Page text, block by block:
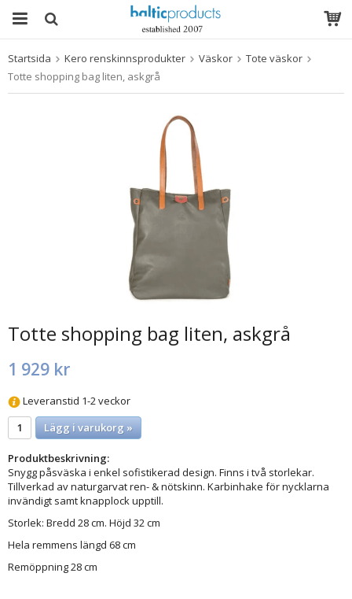
Produkten har blivit tillagd i varukorgen
Startsida Kero renskinnsprodukter Väskor
Tote väskor
Totte shopping bag liten, askgrå
Totte shopping bag liten, askgrå
1 929 kr
Leveranstid 1-2 veckor
Lägg i varukorg »
Produktbeskrivning:
Snygg påsväska i enkel sofistikerad design. Finns i två storlekar.
Tillverkad av naturgarvat ren- & nötskinn. Karbinhake för nycklarna
invändigt samt knapplock upptill.
Storlek: Bredd 28 cm. Höjd 32 cm
Hela remmens längd 68 cm
Remöppning 28 cm